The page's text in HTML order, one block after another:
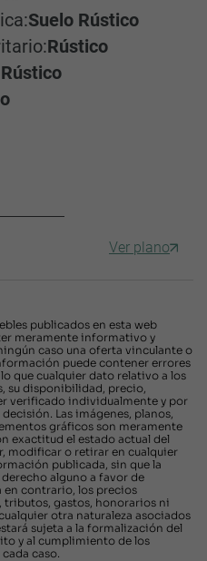
Suelo Rústico
Rústico
Rústico
Ver plano
publicados en esta web
meramente informativo y
caso una oferta vinculante o
puede contener errores
que cualquier dato relativo a los
su disponibilidad, precio,
verificado individualmente y por
Las imágenes, planos,
gráficos son meramente
exactitud el estado actual del
modificar o retirar en cualquier
publicada, sin que la
alguno a favor de
en contrario, los precios
tributos, gastos, honorarios ni
otra naturaleza asociados
sujeta a la formalización del
y al cumplimiento de los
caso.